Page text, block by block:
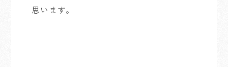
思います。